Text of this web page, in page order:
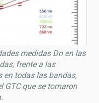
medidas Dn en las
frente a las
en todas las bandas,
GTC que se tomaron